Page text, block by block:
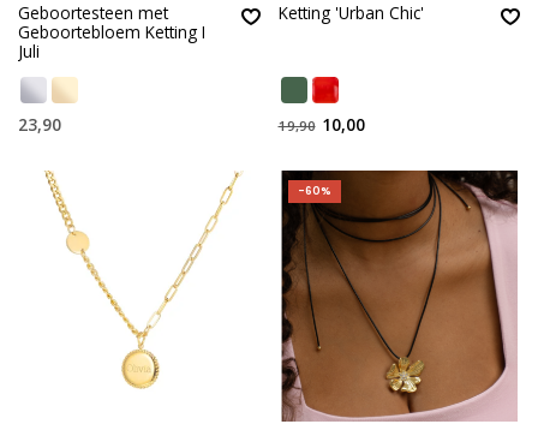
Geboortesteen met
Geboortebloem Ketting I
Juli
23,90
Ketting 'Urban Chic'
19,90 10,00
-60%